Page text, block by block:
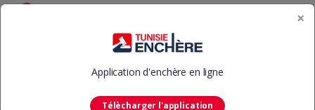
Vous avez des questions? Appelez-nous 24/7!
×
Application d'enchère en ligne
Télècharger l'application